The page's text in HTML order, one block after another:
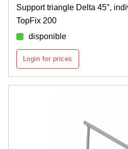
Support triangle Delta 45°,
TopFix 200
disponible
Login for prices